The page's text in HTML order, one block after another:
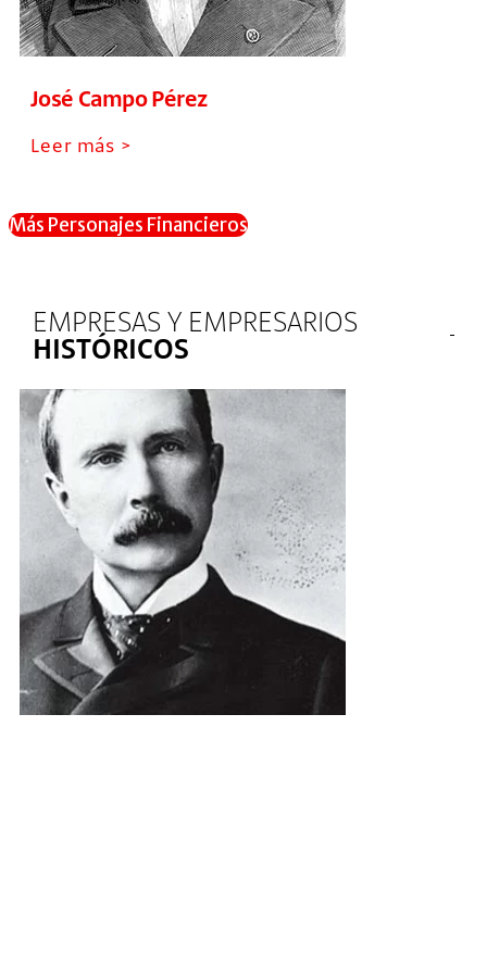
José Campo Pérez
Leer más >
Más Personajes Financieros
EMPRESAS Y EMPRESARIOS
HISTÓRICOS